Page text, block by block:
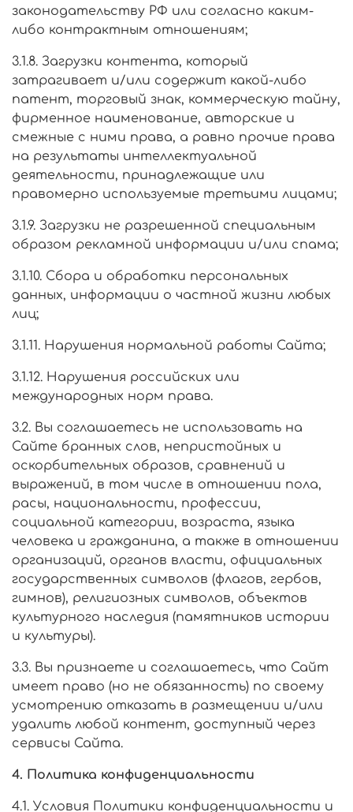
законодательству РФ или согласно каким-
либо контрактным отношениям;
3.1.8. Загрузки контента, который
затрагивает и/или содержит какой-либо
патент, торговый знак, коммерческую тайну,
фирменное наименование, авторские и
смежные с ними права, а равно прочие права
на результаты интеллектуальной
деятельности, принадлежащие или
правомерно используемые третьими лицами;
3.1.9. Загрузки не разрешенной специальным
образом рекламной информации и/или спама;
3.1.10. Сбора и обработки персональных
данных, информации о частной жизни любых
лиц;
3.1.11. Нарушения нормальной работы Сайта;
3.1.12. Нарушения российских или
международных норм права.
3.2. Вы соглашаетесь не использовать на
Сайте бранных слов, непристойных и
оскорбительных образов, сравнений и
выражений, в том числе в отношении пола,
расы, национальности, профессии,
социальной категории, возраста, языка
человека и гражданина, а также в отношении
организаций, органов власти, официальных
государственных символов (флагов, гербов,
гимнов), религиозных символов, объектов
культурного наследия (памятников истории
и культуры).
3.3. Вы признаете и соглашаетесь, что Сайт
имеет право (но не обязанность) по своему
усмотрению отказать в размещении и/или
удалить любой контент, доступный через
сервисы Сайта.
4. Политика конфиденциальности
4.1. Условия Политики конфиденциальности и